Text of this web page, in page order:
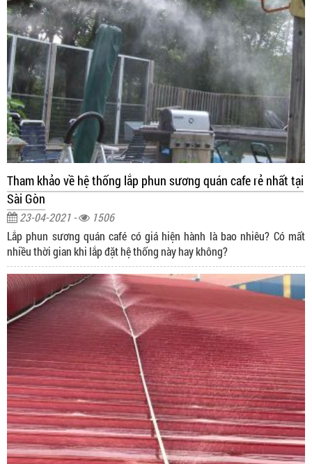
Tham khảo về hệ thống lắp phun sương quán cafe rẻ nhất tại
Sài Gòn
23-04-2021 -
1506
Lắp phun sương quán café có giá hiện hành là bao nhiêu? Có mất
nhiều thời gian khi lắp đặt hệ thống này hay không?